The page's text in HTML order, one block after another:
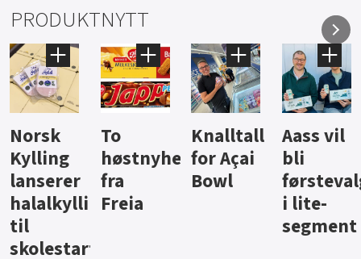
PRODUKTNYTT
Knalltall
for Açai
Bowl
Aass vil
bli
førstevalg
i lite-
Brus og
jus fra
Berentsen
Hard
iste fra
Hansa